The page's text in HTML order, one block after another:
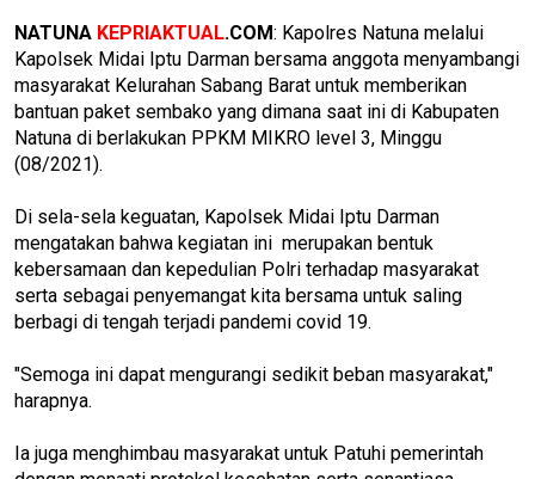
NATUNA KEPRIAKTUAL.COM: Kapolres Natuna melalui
Kapolsek Midai Iptu Darman bersama anggota menyambangi
masyarakat Kelurahan Sabang Barat untuk memberikan
bantuan paket sembako yang dimana saat ini di Kabupaten
Natuna di berlakukan PPKM MIKRO level 3, Minggu
(08/2021).
Di sela-sela keguatan, Kapolsek Midai Iptu Darman
mengatakan bahwa kegiatan ini merupakan bentuk
kebersamaan dan kepedulian Polri terhadap masyarakat
serta sebagai penyemangat kita bersama untuk saling
berbagi di tengah terjadi pandemi covid 19.
"Semoga ini dapat mengurangi sedikit beban masyarakat,"
harapnya.
Ia juga menghimbau masyarakat untuk Patuhi pemerintah